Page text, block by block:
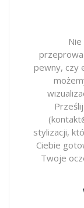
pewny, czy
stylizacji,
Ciebie
Twoje